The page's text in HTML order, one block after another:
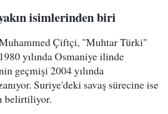
isimlerinden biri
Çiftçi, "Muhtar Türki"
yılında Osmaniye ilinde
geçmişi 2004 yılında
Suriye'deki savaş sürecine ise
belirtiliyor.